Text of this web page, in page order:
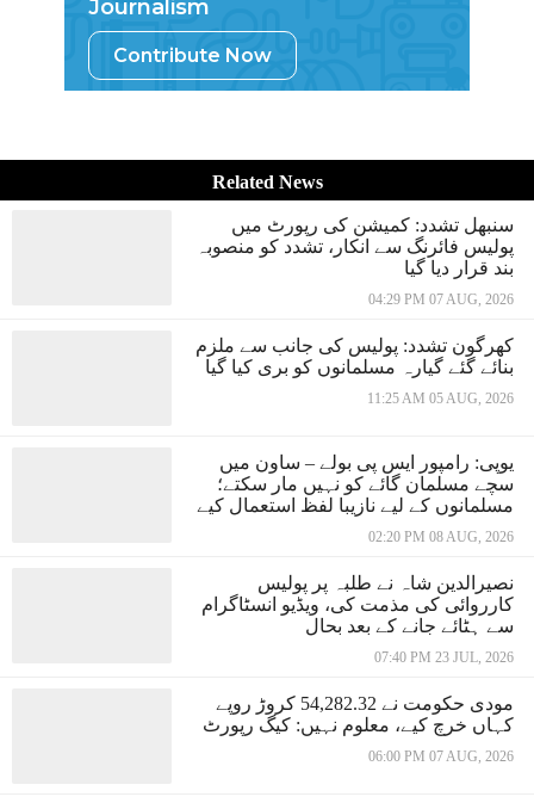
Journalism
Contribute Now
Related News
سنبھل تشدد: کمیشن کی رپورٹ میں
پولیس فائرنگ سے انکار، تشدد کو منصوبہ
بند قرار دیا گیا
04:29 PM 07 AUG, 2026
کھرگون تشدد: پولیس کی جانب سے ملزم
بنائے گئے گیارہ مسلمانوں کو بری کیا گیا
11:25 AM 05 AUG, 2026
یوپی: رامپور ایس پی بولے – ساون میں
سچے مسلمان گائے کو نہیں مار سکتے؛
مسلمانوں کے لیے نازیبا لفظ استعمال کیے
02:20 PM 08 AUG, 2026
نصیرالدین شاہ نے طلبہ پر پولیس
کارروائی کی مذمت کی، ویڈیو انسٹاگرام
سے ہٹائے جانے کے بعد بحال
07:40 PM 23 JUL, 2026
مودی حکومت نے 54,282.32 کروڑ روپے
کہاں خرچ کیے، معلوم نہیں: کیگ رپورٹ
06:00 PM 07 AUG, 2026